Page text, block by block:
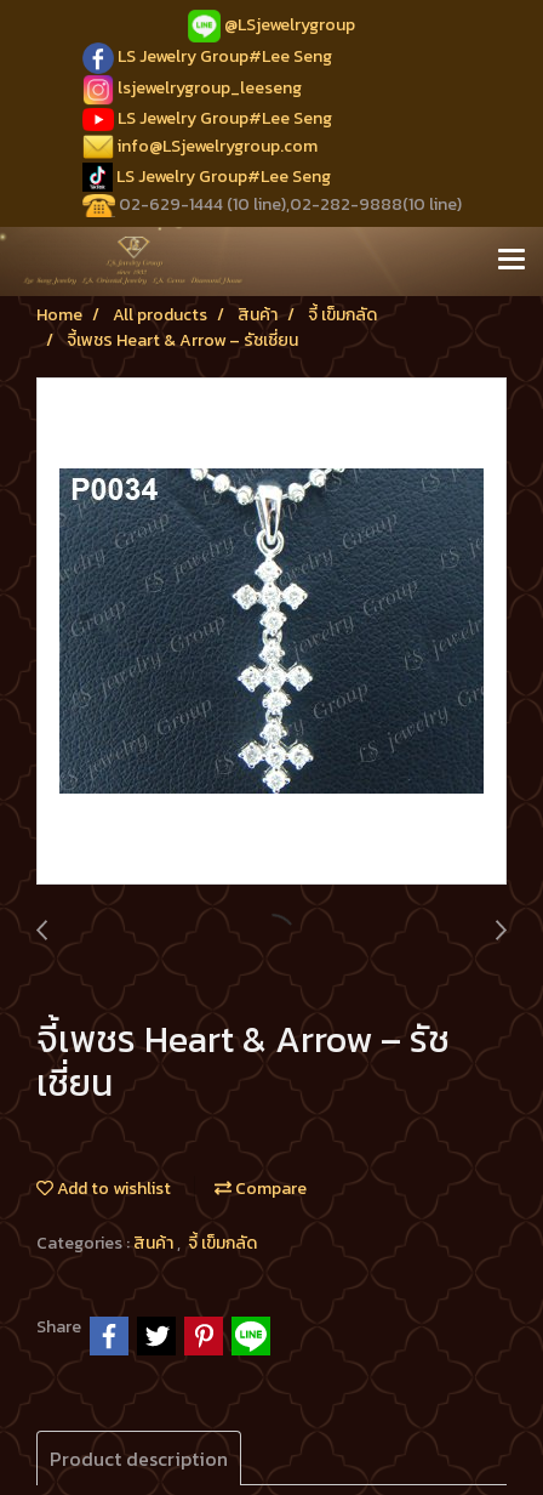
@LSjewelrygroup
LS Jewelry Group#Lee Seng
lsjewelrygroup_leeseng
LS Jewelry Group#Lee Seng
info@LSjewelrygroup.com
LS Jewelry Group#Lee Seng
02-629-1444 (10 line),02-282-9888(10 line)
Home All products สินค้า
จี้ เข็มกลัด
จี้เพชร Heart & Arrow – รัชเชี่ยน
จี้เพชร Heart & Arrow – รัช
เชี่ยน
Add to wishlist Compare
Categories :สินค้า, จี้ เข็มกลัด
Share
Product description